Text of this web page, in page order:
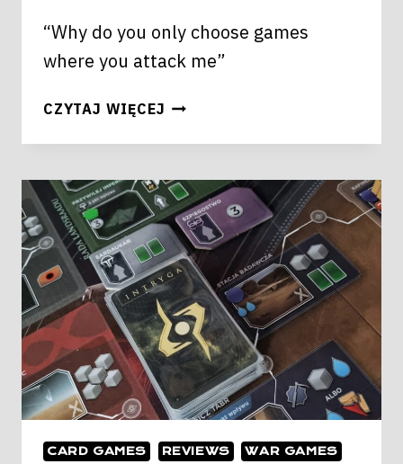
“Why do you only choose games
where you attack me”
CZYTAJ WIĘCEJ ARCS
CARD GAMES REVIEWS WAR GAMES